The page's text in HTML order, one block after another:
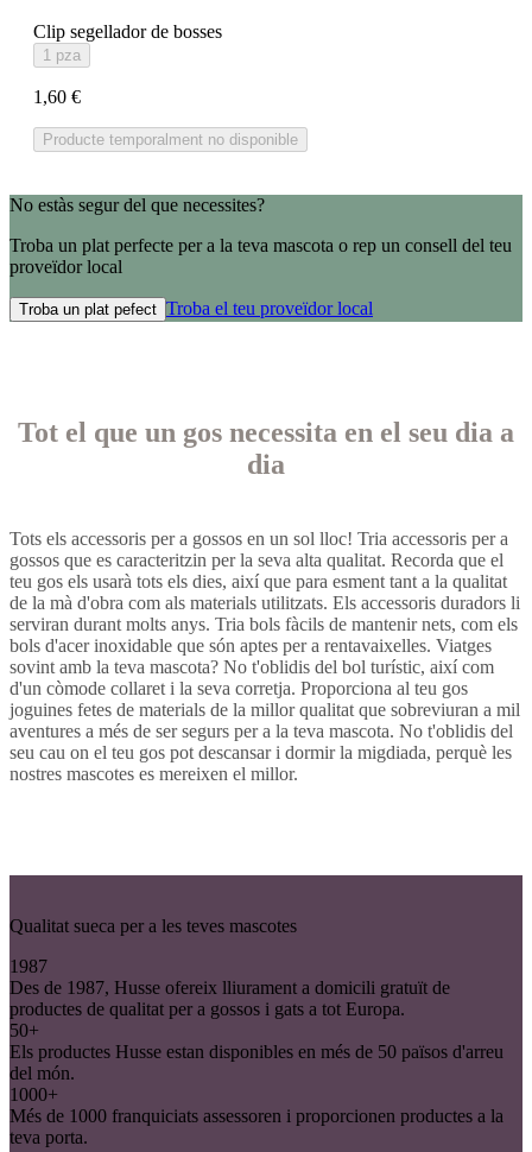
Clip segellador de bosses
1 pza
1,60 €
Producte temporalment no disponible
No estàs segur del que necessites?
Troba un plat perfecte per a la teva mascota o rep un consell del teu
proveïdor local
Troba un plat pefect Troba el teu proveïdor local
Tot el que un gos necessita en el seu dia a
dia
Tots els accessoris per a gossos en un sol lloc! Tria accessoris per a
gossos que es caracteritzin per la seva alta qualitat. Recorda que el
teu gos els usarà tots els dies, així que para esment tant a la qualitat
de la mà d'obra com als materials utilitzats. Els accessoris duradors li
serviran durant molts anys. Tria bols fàcils de mantenir nets, com els
bols d'acer inoxidable que són aptes per a rentavaixelles. Viatges
sovint amb la teva mascota? No t'oblidis del bol turístic, així com
d'un còmode collaret i la seva corretja. Proporciona al teu gos
joguines fetes de materials de la millor qualitat que sobreviuran a mil
aventures a més de ser segurs per a la teva mascota. No t'oblidis del
seu cau on el teu gos pot descansar i dormir la migdiada, perquè les
nostres mascotes es mereixen el millor.
Qualitat sueca per a les teves mascotes
1987
Des de 1987, Husse ofereix lliurament a domicili gratuït de
productes de qualitat per a gossos i gats a tot Europa.
50+
Els productes Husse estan disponibles en més de 50 països d'arreu
del món.
1000+
Més de 1000 franquiciats assessoren i proporcionen productes a la
teva porta.